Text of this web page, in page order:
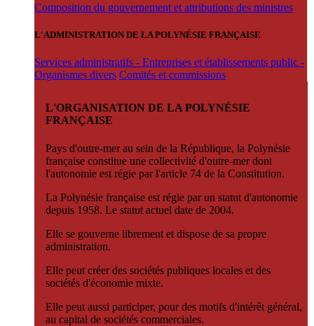
Composition du gouvernement et attributions des ministres
L'ADMINISTRATION DE LA POLYNÉSIE FRANÇAISE
Services administratifs - Entreprises et établissements public -
Organismes divers Comités et commissions
L'ORGANISATION DE LA POLYNÉSIE
FRANÇAISE
Pays d'outre-mer au sein de la République, la Polynésie
française constitue une collectivité d'outre-mer dont
l'autonomie est régie par l'article 74 de la Constitution.
La Polynésie française est régie par un statut d'autonomie
depuis 1958. Le statut actuel date de 2004.
Elle se gouverne librement et dispose de sa propre
administration.
Elle peut créer des sociétés publiques locales et des
sociétés d'économie mixte.
Elle peut aussi participer, pour des motifs d'intérêt général,
au capital de sociétés commerciales.